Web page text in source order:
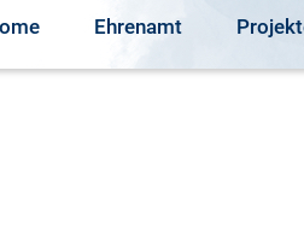
Ehrenamt